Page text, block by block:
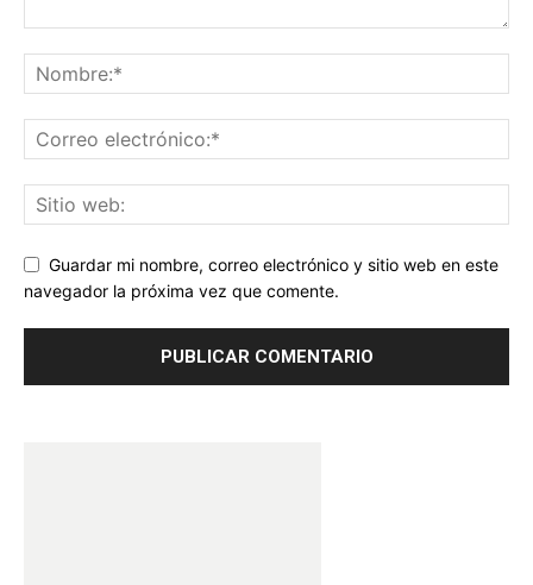
Guardar mi nombre, correo electrónico y sitio web en este
navegador la próxima vez que comente.